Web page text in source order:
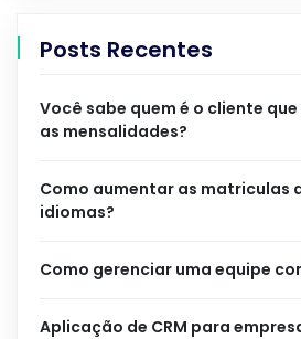
Posts Recentes
Você sabe quem é o cliente
as mensalidades?
Como aumentar as matriculas
idiomas?
Como gerenciar uma equipe
Aplicação de CRM para